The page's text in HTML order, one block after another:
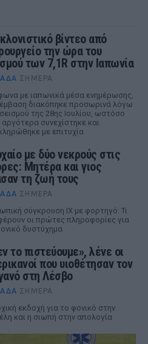
βίντεο από
την ώρα του
των 7,1R στην Ιαπωνία
ΣΉΜΕΡΑ
με ιαπωνικά μέσα ενημέρωσης,
διακόπηκε προσωρινά λόγω
της 28ης Ιουλίου, ωστόσο
αργότερα συνεχίστηκε και
με επιτυχία
με δύο νεκρούς στις
Μητέρα και γιος
τη ζωή τους
ΣΉΜΕΡΑ
σύγκρουση ΙΧ με φορτηγό: Τι
οι πρώτες πληροφορίες για
δυστύχημα
το πιστεύουμε», λένε οι
που υιοθέτησαν τον
στη Λέσβο
ΣΉΜΕΡΑ
εκδοχή για το φονικό στην
και η σιωπή στην απολογία